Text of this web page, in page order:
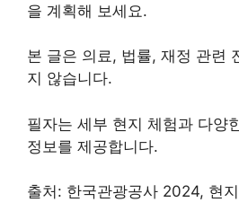
을 계획해 보세요.
본 글은 의료, 법률, 재정 관련
지 않습니다.
필자는 세부 현지 체험과 다양
정보를 제공합니다.
출처: 한국관광공사 2024, 현